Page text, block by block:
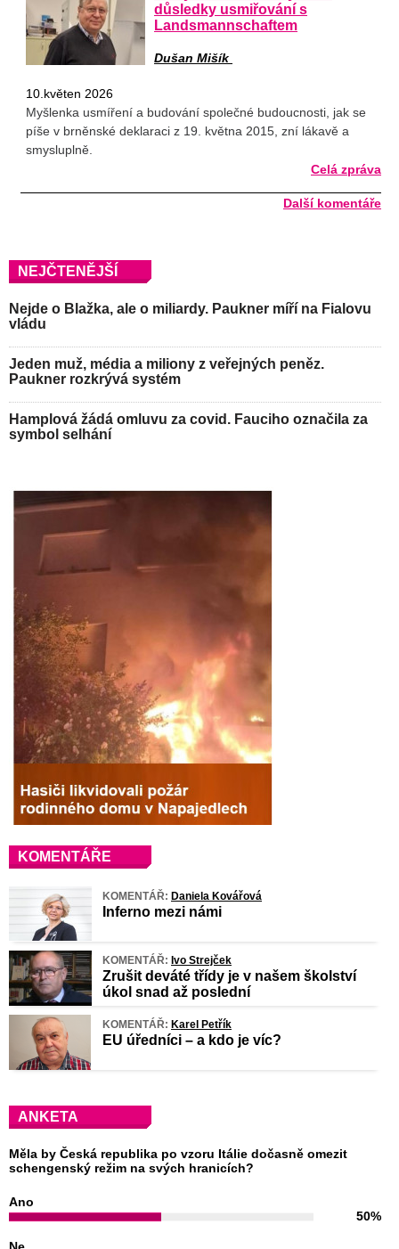
důsledky usmiřování s
Landsmannschaftem
Dušan Mišík
10.květen 2026
Myšlenka usmíření a budování společné budoucnosti, jak se
píše v brněnské deklaraci z 19. května 2015, zní lákavě a
smysluplně.
Celá zpráva
Další komentáře
NEJČTENĚJŠÍ
Nejde o Blažka, ale o miliardy. Paukner míří na Fialovu
vládu
Jeden muž, média a miliony z veřejných peněz.
Paukner rozkrývá systém
Hamplová žádá omluvu za covid. Fauciho označila za
symbol selhání
KOMENTÁŘE
KOMENTÁŘ: Daniela Kovářová
Inferno mezi námi
KOMENTÁŘ: Ivo Strejček
Zrušit deváté třídy je v našem školství
úkol snad až poslední
KOMENTÁŘ: Karel Petřík
EU úředníci – a kdo je víc?
ANKETA
Měla by Česká republika po vzoru Itálie dočasně omezit
schengenský režim na svých hranicích?
Ano
50%
Ne